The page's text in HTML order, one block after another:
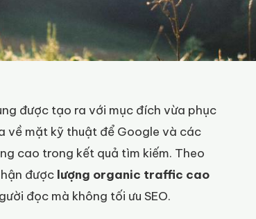
được tạo ra với mục đích vừa phục
về mặt kỹ thuật để Google và các
cao trong kết quả tìm kiếm. Theo
được lượng organic traffic cao
đọc mà không tối ưu SEO.